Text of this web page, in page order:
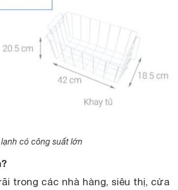
có công suất lớn
trong các nhà hàng, siêu thị, cửa